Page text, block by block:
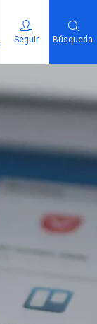
Seguir​​​​​​​ Búsqueda